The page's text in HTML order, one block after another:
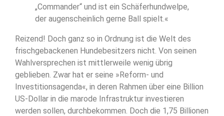
„Commander“ und ist ein Schäferhundwelpe,
der augenscheinlich gerne Ball spielt.«
Reizend! Doch ganz so in Ordnung ist die Welt des
frischgebackenen Hundebesitzers nicht. Von seinen
Wahlversprechen ist mittlerweile wenig übrig
geblieben. Zwar hat er seine »Reform- und
Investitionsagenda«, in deren Rahmen über eine Billion
US-Dollar in die marode Infrastruktur investieren
werden sollen, durchbekommen. Doch die 1,75 Billionen